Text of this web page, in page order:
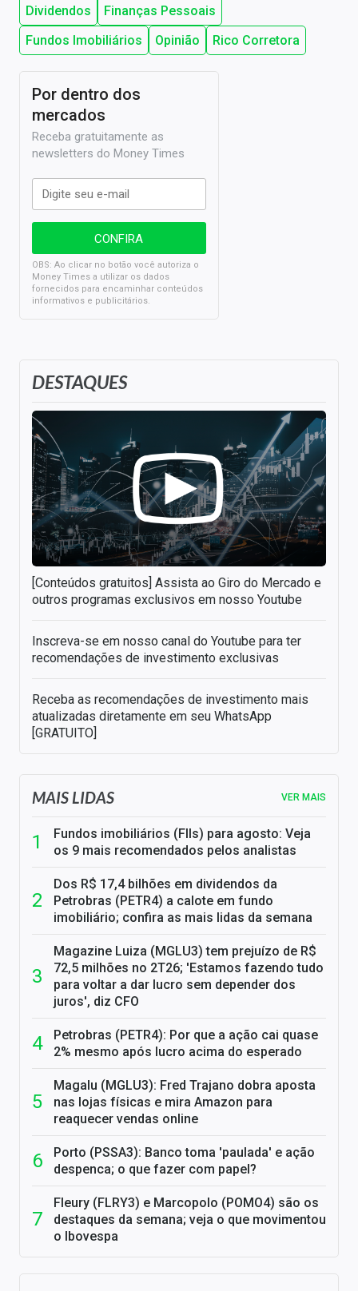
Dividendos
Finanças Pessoais
Fundos Imobiliários
Opinião Rico Corretora
DESTAQUES
[Conteúdos gratuitos] Assista ao Giro do Mercado e
outros programas exclusivos em nosso Youtube
Inscreva-se em nosso canal do Youtube para ter
recomendações de investimento exclusivas
Receba as recomendações de investimento mais
atualizadas diretamente em seu WhatsApp
[GRATUITO]
Por dentro dos
mercados
Receba gratuitamente as
newsletters do Money Times
OBS: Ao clicar no botão você autoriza o
Money Times a utilizar os dados
fornecidos para encaminhar conteúdos
informativos e publicitários.
MAIS LIDAS VER MAIS
Fundos imobiliários (FIIs) para agosto: Veja
os 9 mais recomendados pelos analistas
Dos R$ 17,4 bilhões em dividendos da
Petrobras (PETR4) a calote em fundo
imobiliário; confira as mais lidas da semana
Magazine Luiza (MGLU3) tem prejuízo de R$
72,5 milhões no 2T26; 'Estamos fazendo tudo
para voltar a dar lucro sem depender dos
juros', diz CFO
Petrobras (PETR4): Por que a ação cai quase
2% mesmo após lucro acima do esperado
Magalu (MGLU3): Fred Trajano dobra aposta
nas lojas físicas e mira Amazon para
reaquecer vendas online
Porto (PSSA3): Banco toma 'paulada' e ação
despenca; o que fazer com papel?
Fleury (FLRY3) e Marcopolo (POMO4) são os
destaques da semana; veja o que movimentou
o Ibovespa